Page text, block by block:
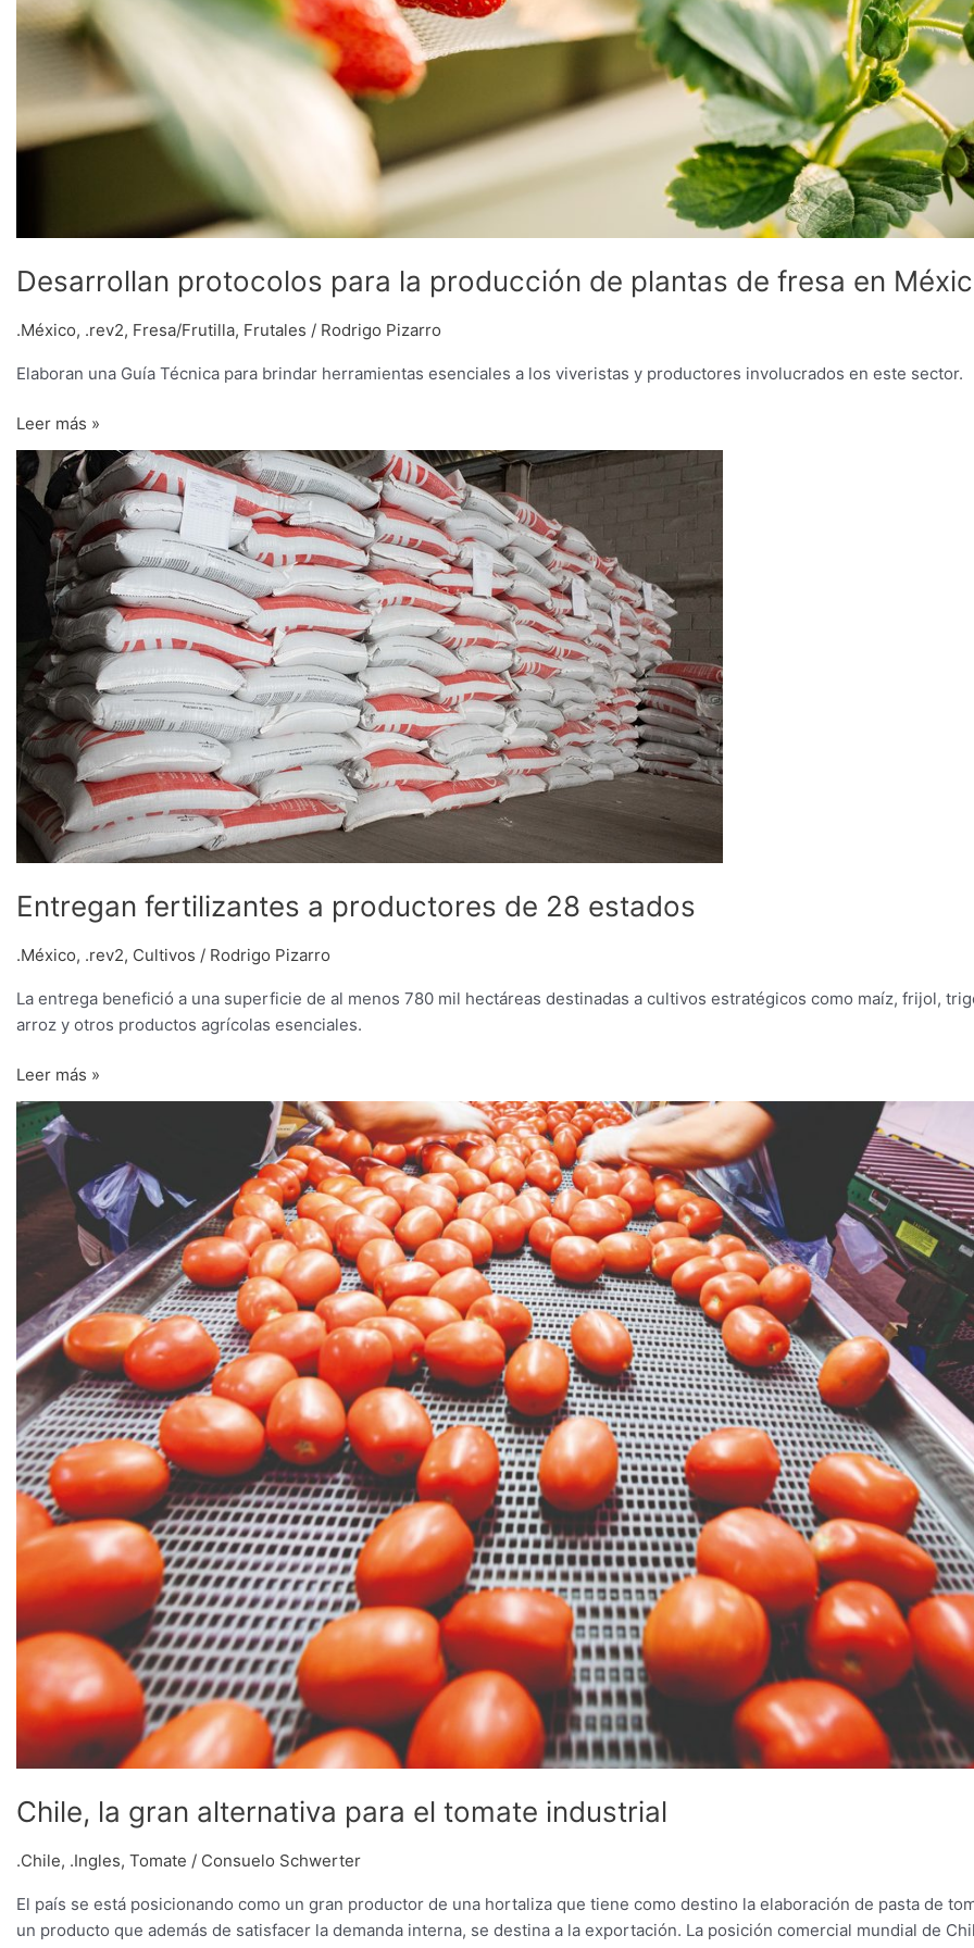
Desarrollan protocolos para la producción de plantas de fresa en
.México, .rev2, Fresa/Frutilla, Frutales / Rodrigo Pizarro
Elaboran una Guía Técnica para brindar herramientas esenciales a los viveristas y productores involucrados en este sector.
Leer más »
Entregan fertilizantes a productores de 28 estados
.México, .rev2, Cultivos / Rodrigo Pizarro
La entrega benefició a una superficie de al menos 780 mil hectáreas destinadas a cultivos estratégicos como maíz, frijol,
arroz y otros productos agrícolas esenciales.
Entregan
fertilizantes
productores
estados
Leer más »
Chile, la gran alternativa para el tomate industrial
.Chile, .Ingles, Tomate / Consuelo Schwerter
El país se está posicionando como un gran productor de una hortaliza que tiene como destino la elaboración de pasta de
un producto que además de satisfacer la demanda interna, se destina a la exportación. La posición comercial mundial de
Chile,
la
gran
alternativa
para
tomate
industrial